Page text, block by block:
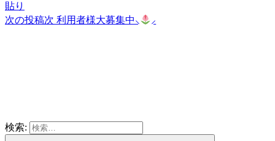
貼り
次の投稿次 利用者様大募集中⸜ ︎⸝‍
検索: